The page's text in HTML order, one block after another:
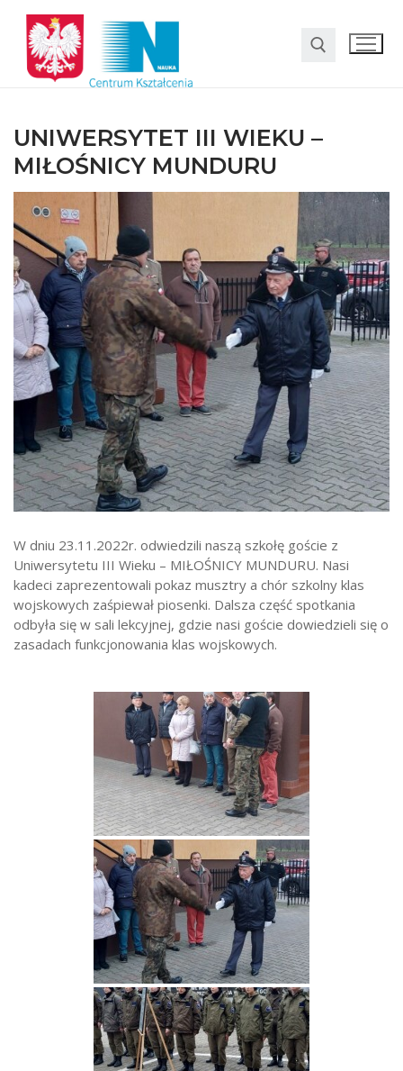
O nas
Oferta
LO SMS Talent
Strefa rodzica
Strefa ucznia
Bursa/Internat
Rekrutacja
Zadania realizowane z budżetu państwa
UNIWERSYTET III WIEKU –
MIŁOŚNICY MUNDURU
W dniu 23.11.2022r. odwiedzili naszą szkołę goście z
Uniwersytetu III Wieku – MIŁOŚNICY MUNDURU. Nasi
kadeci zaprezentowali pokaz musztry a chór szkolny klas
wojskowych zaśpiewał piosenki. Dalsza część spotkania
odbyła się w sali lekcyjnej, gdzie nasi goście dowiedzieli się o
zasadach funkcjonowania klas wojskowych.